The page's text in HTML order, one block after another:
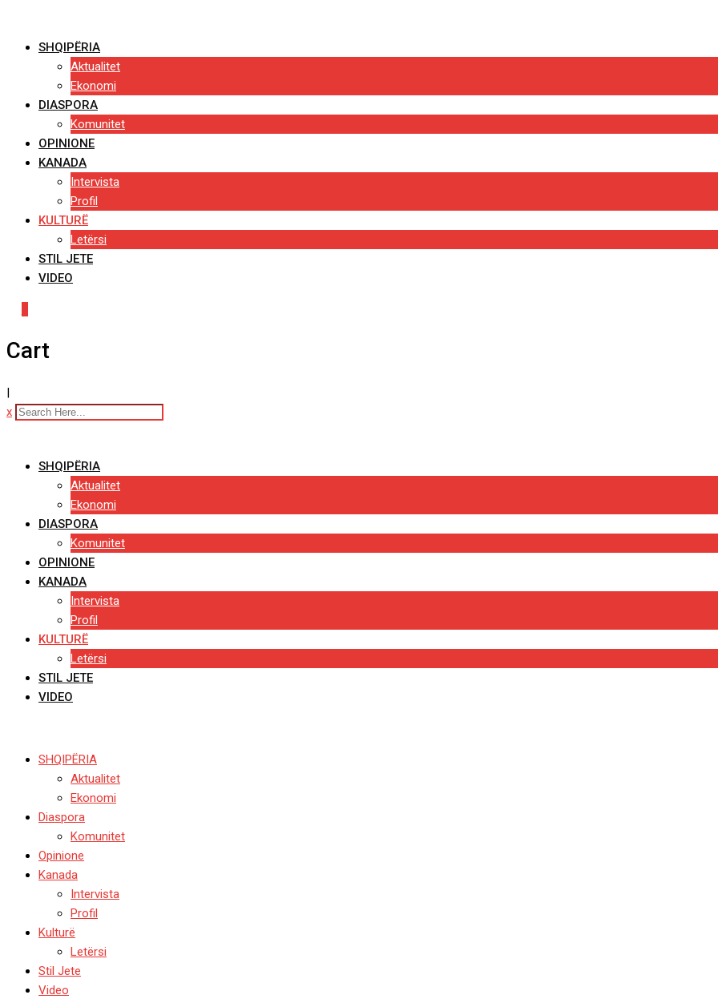
contentSHQIPËRIA
Aktualitet
Ekonomi
DIASPORA
Komunitet
OPINIONE
KANADA
Intervista
Profil
KULTURË
Letërsi
STIL JETE
VIDEO
Cart
x
SHQIPËRIA
Aktualitet
Ekonomi
DIASPORA
Komunitet
OPINIONE
KANADA
Intervista
Profil
KULTURË
Letërsi
STIL JETE
VIDEO
SHQIPËRIA
Aktualitet
Ekonomi
Diaspora
Komunitet
Opinione
Kanada
Intervista
Profil
Kulturë
Letërsi
Stil Jete
Video